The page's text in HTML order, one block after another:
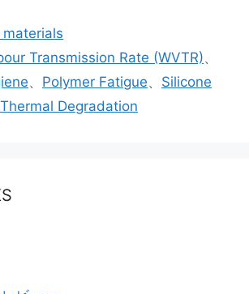
materials
Transmission Rate (WVTR)、
、 Polymer Fatigue、 Silicone
Thermal Degradation